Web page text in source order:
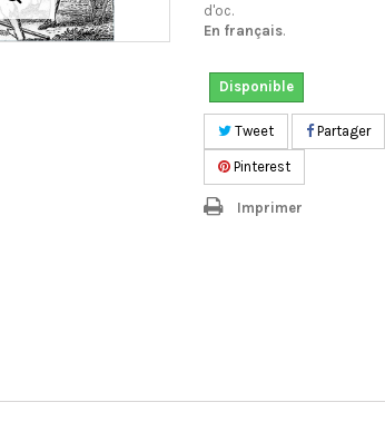
d'oc.
En français.
Disponible
Tweet Partager
Pinterest
Imprimer